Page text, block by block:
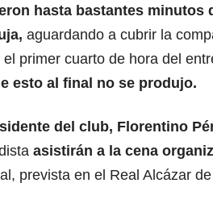
hasta bastantes minutos
aguardando a cubrir la
primer cuarto de hora del
esto al final no se produjo.
del club, Florentino
asistirán a la cena
prevista en el Real Alcázar